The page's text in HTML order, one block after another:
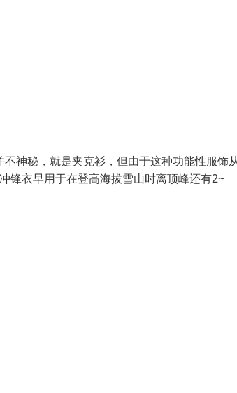
神秘，就是夹克衫，但由于这种功能性服饰
锋衣早用于在登高海拔雪山时离顶峰还有2~